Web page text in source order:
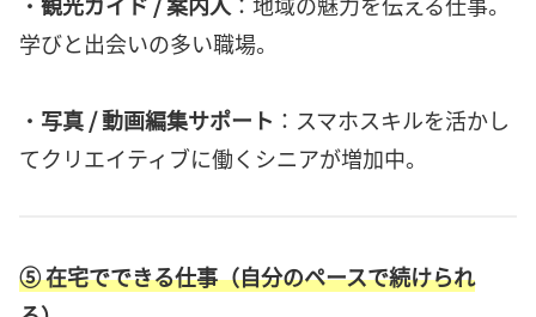
学びと出会いの多い職場。
・ 写真 / 動画編集サポート ：スマホスキルを活かし
てクリエイティブに働くシニアが増加中。
⑤在宅でできる仕事（自分のペースで続けられ